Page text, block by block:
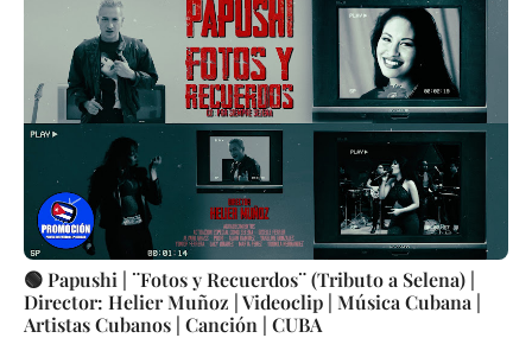
🟢 Papushi | ¨Fotos y Recuerdos¨ (Tributo a Selena) |
Director: Helier Muñoz | Videoclip | Música Cubana |
Artistas Cubanos | Canción | CUBA